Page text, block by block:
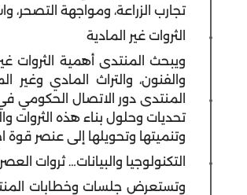
تجارب الزراعة، ومواجهة التصحر،
الثروات غير المادية
ويبحث المنتدى أهمية الثروات
والفنون، والتراث المادي وغير
المنتدى دور الاتصال الحكومي
تحديات وحلول بناء هذه الثروات
وتنميتها وتحويلها إلى عنصر قوة
التكنولوجيا والبيانات… ثروات العصر
وتستعرض جلسات وخطابات